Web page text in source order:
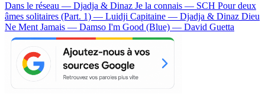
Dans le réseau — Djadja & Dinaz Je la connais — SCH Pour deux
âmes solitaires (Part. 1) — Luidji Capitaine — Djadja & Dinaz Dieu
Ne Ment Jamais — Damso I'm Good (Blue) — David Guetta